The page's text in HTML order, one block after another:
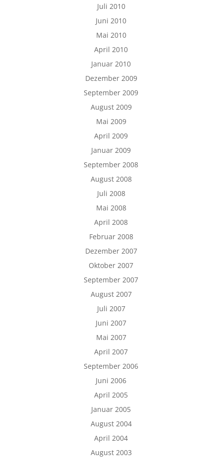
Juli 2010
Juni 2010
Mai 2010
April 2010
Januar 2010
Dezember 2009
September 2009
August 2009
Mai 2009
April 2009
Januar 2009
September 2008
August 2008
Juli 2008
Mai 2008
April 2008
Februar 2008
Dezember 2007
Oktober 2007
September 2007
August 2007
Juli 2007
Juni 2007
Mai 2007
April 2007
September 2006
Juni 2006
April 2005
Januar 2005
August 2004
April 2004
August 2003